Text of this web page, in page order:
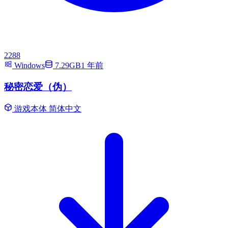
2288
Windows
7.29GB1 年前
秘密恋爱（伪）
游戏本体 简体中文